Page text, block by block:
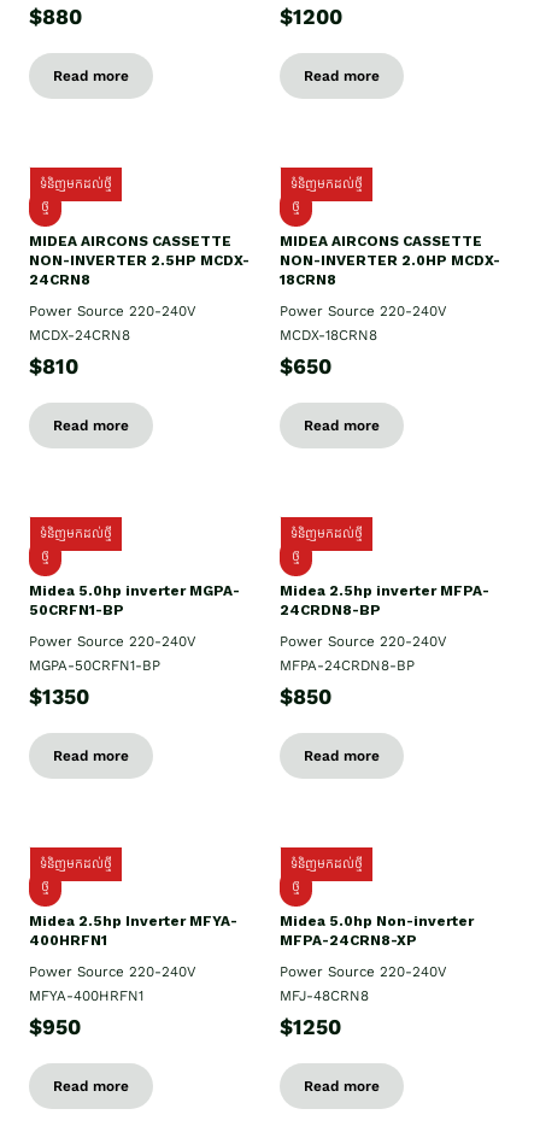
$880
Read more
$1200
Read more
ទំនិញមកដល់ថ្មី
ថ្មី
MIDEA AIRCONS CASSETTE
NON-INVERTER 2.5HP MCDX-
24CRN8
Power Source 220-240V
MCDX-24CRN8
$810
Read more
ទំនិញមកដល់ថ្មី
ថ្មី
MIDEA AIRCONS CASSETTE
NON-INVERTER 2.0HP MCDX-
18CRN8
Power Source 220-240V
MCDX-18CRN8
$650
Read more
ទំនិញមកដល់ថ្មី
ថ្មី
Midea 5.0hp inverter MGPA-
50CRFN1-BP
Power Source 220-240V
MGPA-50CRFN1-BP
$1350
Read more
ទំនិញមកដល់ថ្មី
ថ្មី
Midea 2.5hp​ inverter MFPA-
24CRDN8-BP
Power Source 220-240V
MFPA-24CRDN8-BP
$850
Read more
ទំនិញមកដល់ថ្មី
ថ្មី
Midea 2.5hp Inverter MFYA-
400HRFN1
Power Source 220-240V
MFYA-400HRFN1
$950
Read more
ទំនិញមកដល់ថ្មី
ថ្មី
Midea 5.0hp Non-inverter
MFPA-24CRN8-XP
Power Source 220-240V
MFJ-48CRN8
$1250
Read more